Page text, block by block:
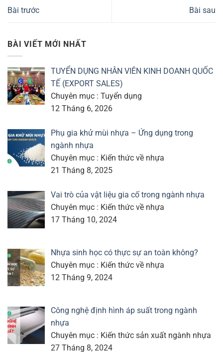
Bài trước Bài sau
BÀI VIẾT MỚI NHẤT
TUYỂN DỤNG NHÂN VIÊN KINH DOANH QUỐC
TẾ (EXPORT SALES)
Chuyên mục : Tuyển dụng
12 Tháng 6, 2026
Phụ gia khử mùi nhựa – Ứng dụng trong
ngành nhựa
Chuyên mục : Kiến thức về nhựa
21 Tháng 8, 2025
Vai trò của vật liệu gia cố trong ngành nhựa
Chuyên mục : Kiến thức về nhựa
17 Tháng 10, 2024
Nhựa sinh học có thực sự an toàn không?
Chuyên mục : Kiến thức về nhựa
12 Tháng 9, 2024
Công nghệ định hình áp suất trong ngành
nhựa
Chuyên mục : Kiến thức sản xuất ngành nhựa
27 Tháng 8, 2024